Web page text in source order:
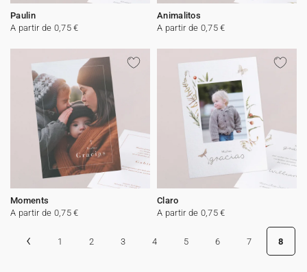
Paulin
A partir de 0,75 €
Animalitos
A partir de 0,75 €
Moments
A partir de 0,75 €
Claro
A partir de 0,75 €
‹ 1 2 3 4 5 6 7 8